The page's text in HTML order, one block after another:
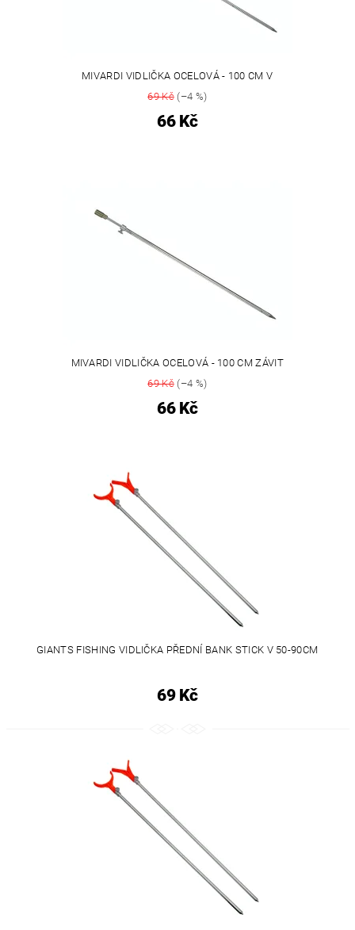
MIVARDI VIDLIČKA OCELOVÁ - 100 CM V
69 Kč(–4 %)
66 Kč
MIVARDI VIDLIČKA OCELOVÁ - 100 CM ZÁVIT
69 Kč(–4 %)
66 Kč
GIANTS FISHING VIDLIČKA PŘEDNÍ BANK STICK V 50-90CM
69 Kč